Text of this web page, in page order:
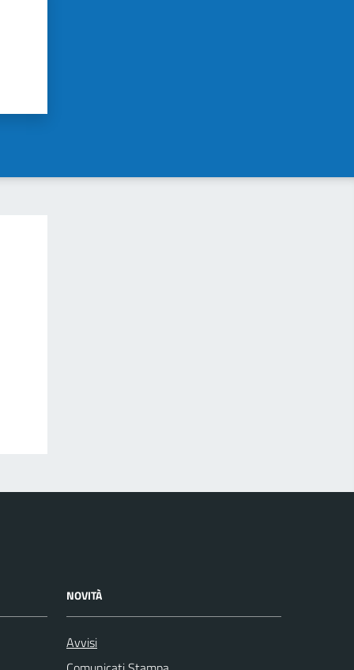
NOVITÀ
Avvisi